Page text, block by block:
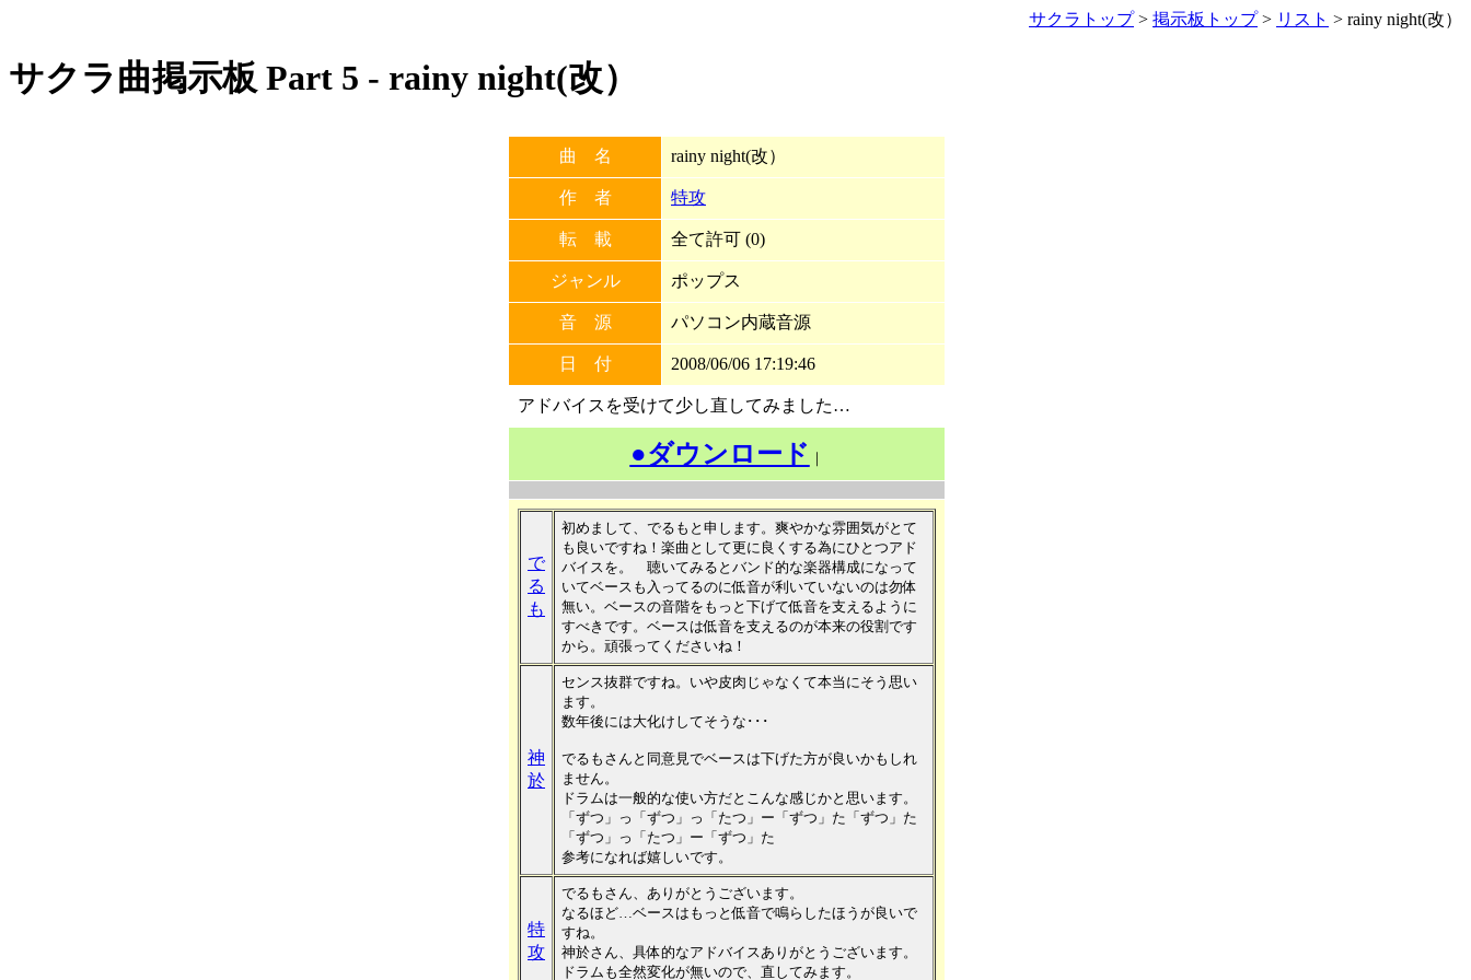
サクラトップ> 掲示板トップ> リスト > rainy night(改）
サクラ曲掲示板 Part 5 - rainy night(改）
曲 名 rainy night(改）
作 者 特攻
転 載 全て許可 (0)
ジャンル ポップス
音 源 パソコン内蔵音源
日 付 2008/06/06 17:19:46
アドバイスを受けて少し直してみました…
●ダウンロード ｜
で
る
も
初めまして、でるもと申します。爽やかな雰囲気がとて
も良いですね！楽曲として更に良くする為にひとつアド
バイスを。 聴いてみるとバンド的な楽器構成になって
いてベースも入ってるのに低音が利いていないのは勿体
無い。ベースの音階をもっと下げて低音を支えるように
すべきです。ベースは低音を支えるのが本来の役割です
から。頑張ってくださいね！
神
於
センス抜群ですね。いや皮肉じゃなくて本当にそう思い
ます。
数年後には大化けしてそうな･･･
でるもさんと同意見でベースは下げた方が良いかもしれ
ません。
ドラムは一般的な使い方だとこんな感じかと思います。
「ずつ」っ「ずつ」っ「たつ」ー「ずつ」た「ずつ」た
「ずつ」っ「たつ」ー「ずつ」た
参考になれば嬉しいです。
特
攻
でるもさん、ありがとうございます。
なるほど…ベースはもっと低音で鳴らしたほうが良いで
すね。
神於さん、具体的なアドバイスありがとうございます。
ドラムも全然変化が無いので、直してみます。